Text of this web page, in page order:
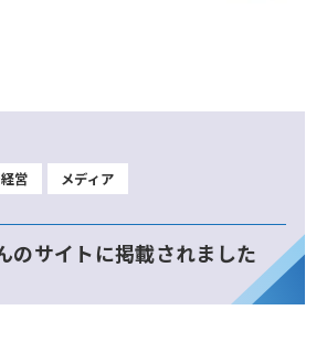
営 メディア
のサイトに掲載されました